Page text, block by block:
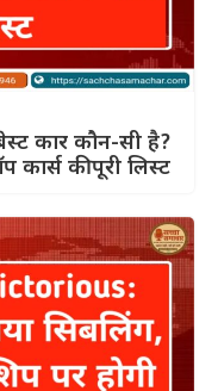
कार कौन-सी है?
की पूरी लिस्ट